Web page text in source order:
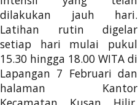
dilakukan jauh hari.
Latihan rutin digelar
setiap hari mulai pukul
15.30 hingga 18.00 WITA di
Lapangan 7 Februari dan
halaman Kantor